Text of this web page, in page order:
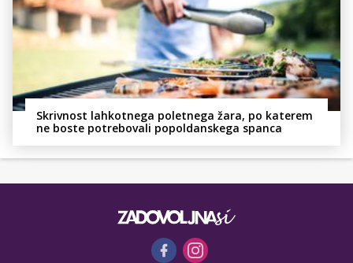
Skrivnost lahkotnega poletnega žara, po katerem
ne boste potrebovali popoldanskega spanca